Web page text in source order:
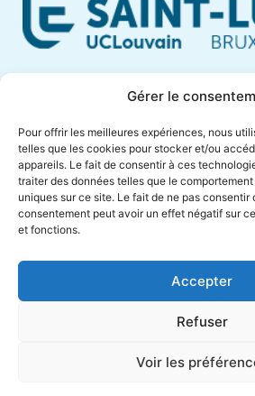
Gérer le
Pour offrir les meilleures expériences, nous
telles que les cookies pour stocker et/ou
appareils. Le fait de consentir à ces
traiter des données telles que le
uniques sur ce site. Le fait de ne pas consentir
consentement peut avoir un effet négatif sur
et fonctions.
Accepter
Refuser
Voir les
1200 Brussels – Belgium
Phone +32 (0)2 764 18 57
VAT BE 0416 885 016